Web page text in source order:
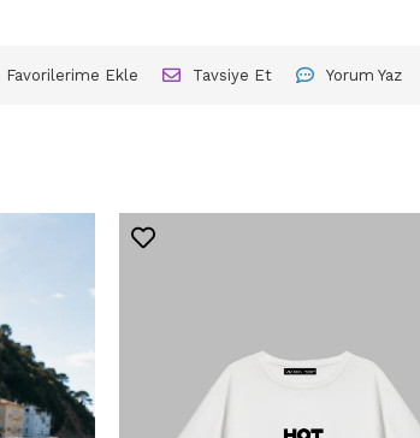
Favorilerime Ekle Tavsiye Et Yorum Yaz